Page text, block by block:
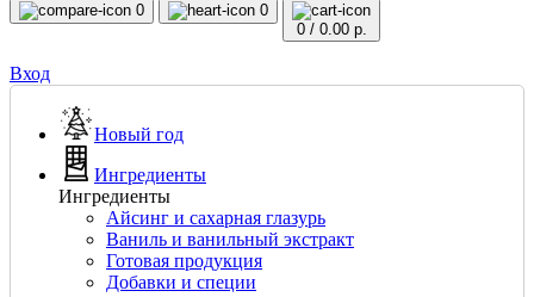
0
0
0/ 0.00 р.
Вход
Новый год
Ингредиенты
Ингредиенты
Айсинг и сахарная глазурь
Ваниль и ванильный экстракт
Готовая продукция
Добавки и специи